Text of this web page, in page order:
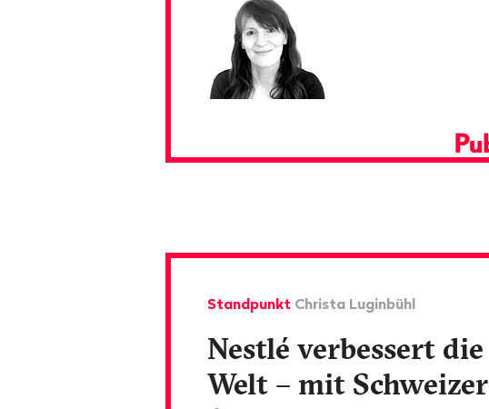
Standpunkt Christa Luginbühl
Nestlé verbessert die
Welt – mit Schweizer